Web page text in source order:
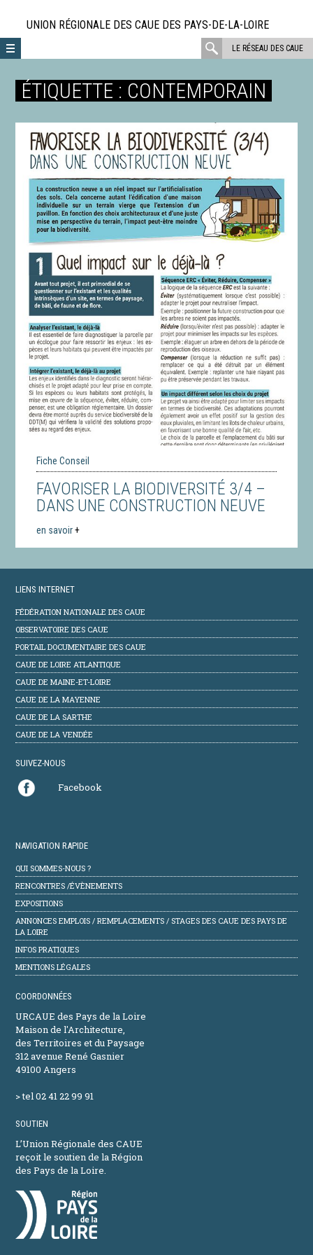
directement
au
contenu
UNION RÉGIONALE DES CAUE DES PAYS-DE-LA-LOIRE
LE RÉSEAU DES CAUE
rechercher
:
ÉTIQUETTE : CONTEMPORAIN
Fiche Conseil
FAVORISER LA BIODIVERSITÉ 3/4 –
DANS UNE CONSTRUCTION NEUVE
en savoir+
LIENS INTERNET
FÉDÉRATION NATIONALE DES CAUE
OBSERVATOIRE DES CAUE
PORTAIL DOCUMENTAIRE DES CAUE
CAUE DE LOIRE ATLANTIQUE
CAUE DE MAINE-ET-LOIRE
CAUE DE LA MAYENNE
CAUE DE LA SARTHE
CAUE DE LA VENDÉE
SUIVEZ-NOUS
Facebook
NAVIGATION RAPIDE
QUI SOMMES-NOUS ?
RENCONTRES /ÉVÈNEMENTS
EXPOSITIONS
ANNONCES EMPLOIS / REMPLACEMENTS / STAGES DES CAUE DES PAYS DE
LA LOIRE
INFOS PRATIQUES
MENTIONS LÉGALES
COORDONNÉES
URCAUE des Pays de la Loire
Maison de l'Architecture,
des Territoires et du Paysage
312 avenue René Gasnier
49100 Angers
> tel 02 41 22 99 91
SOUTIEN
L’Union Régionale des CAUE
reçoit le soutien de la Région
des Pays de la Loire.